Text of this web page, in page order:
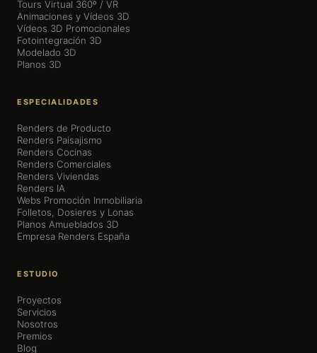
Tours Virtual 360º / VR
Animaciones y Vídeos 3D
Vídeos 3D Promocionales
Fotointegración 3D
Modelado 3D
Planos 3D
ESPECIALIDADES
Renders de Producto
Renders Paisajismo
Renders Cocinas
Renders Comerciales
Renders Viviendas
Renders IA
Webs Promoción Inmobiliaria
Folletos, Dosieres y Lonas
Planos Amueblados 3D
Empresa Renders España
ESTUDIO
Proyectos
Servicios
Nosotros
Premios
Blog